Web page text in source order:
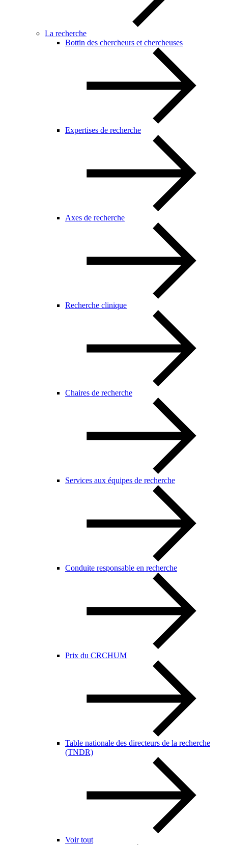
La recherche
Bottin des chercheurs et chercheuses
Expertises de recherche
Axes de recherche
Recherche clinique
Chaires de recherche
Services aux équipes de recherche
Conduite responsable en recherche
Prix du CRCHUM
Table nationale des directeurs de la recherche
(TNDR)
Voir tout